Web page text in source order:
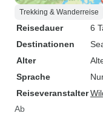
Trekking & Wanderreise
Reisedauer
6
Destinationen
Alter
Sprache
Reiseveranstalter
Ab